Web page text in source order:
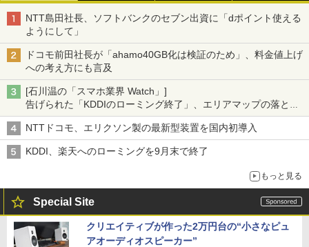
NTT島田社長、ソフトバンクのセブン出資に「dポイント使える
ようにして」
ドコモ前田社長が「ahamo40GB化は検証のため」、料金値上げ
への考え方にも言及
[石川温の「スマホ業界 Watch」]
告げられた「KDDIのローミング終了」、エリアマップの落とし
穴と楽天モバイルの課題
NTTドコモ、エリクソン製の最新型装置を国内初導入
KDDI、楽天へのローミングを9月末で終了
もっと見る
Special Site
クリエイティブが作った2万円台の“小さなピュ
アオーディオスピーカー”